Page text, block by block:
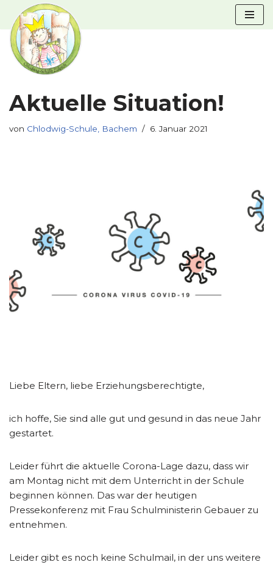
Zum
Inhalt
springen
Aktuelle Situation!
von Chlodwig-Schule, Bachem 6. Januar 2021
Liebe Eltern, liebe Erziehungsberechtigte,
ich hoffe, Sie sind alle gut und gesund in das neue Jahr
gestartet.
Leider führt die aktuelle Corona-Lage dazu, dass wir
am Montag nicht mit dem Unterricht in der Schule
beginnen können. Das war der heutigen
Pressekonferenz mit Frau Schulministerin Gebauer zu
entnehmen.
Leider gibt es noch keine Schulmail, in der uns weitere